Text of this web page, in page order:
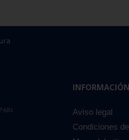
INFORMACIÓN
Aviso legal
Condiciones